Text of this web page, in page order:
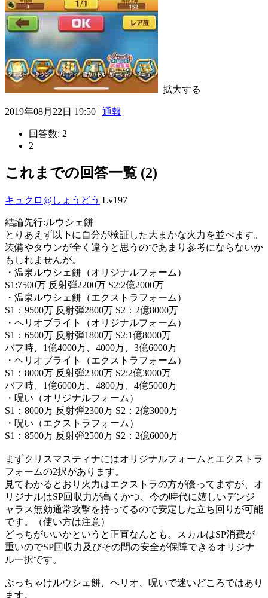
拡大する
2019年08月22日 19:50 | 通報
回答数: 2
2
これまでの回答一覧 (2)
キュクロ@しょうどう Lv197
結論先行:ルウシェ餅
とりあえず以下に自分が検証した大まかな火力を並べます。
装備やタウンが全く違うと思うのであまり参考にならないか
もしれませんが。
・温泉ルウシェ餅（オリジナルフォーム）
S1:7500万 反射弾2200万 S2:2億2000万
・温泉ルウシェ餅（エクストラフォーム）
S1：9500万 反射弾2800万 S2：2億8000万
・ヘリオブライト（オリジナルフォーム）
S1：6500万 反射弾1800万 S2:1億8000万
バフ時、1億4000万、4000万、3億6000万
・ヘリオブライト（エクストラフォーム）
S1：8000万 反射弾2300万 S2:2億3000万
バフ時、1億6000万、4800万、4億5000万
・呪い（オリジナルフォーム）
S1：8000万 反射弾2300万 S2：2億3000万
・呪い（エクストラフォーム）
S1：8500万 反射弾2500万 S2：2億6000万
まずクリスマスティナにはオリジナルフォームとエクストラ
フォームの2択があります。
見てわかるとおり火力はエクストラの方が優ってますが、オ
リジナルはSP回収力が高くかつ、今の時代に嬉しいデンジ
ャラス無効通常攻撃を持ってるので安定した立ち回りが可能
です。（使い方は注意）
どっちがいいかというと正直なんとも。スカルはSP消費が
重いのでSP回収力及びその間の安全が保障できるオリジナ
ル一択です。
ぶっちゃけルウシェ餅、ヘリオ、呪いで迷いどころではあり
ます。